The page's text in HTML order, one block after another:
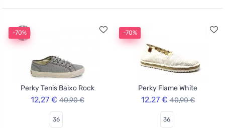
-70%
Perky Tenis Baixo Rock
12,27 € 40,90 €
36
-70%
Perky Flame White
12,27 € 40,90 €
36